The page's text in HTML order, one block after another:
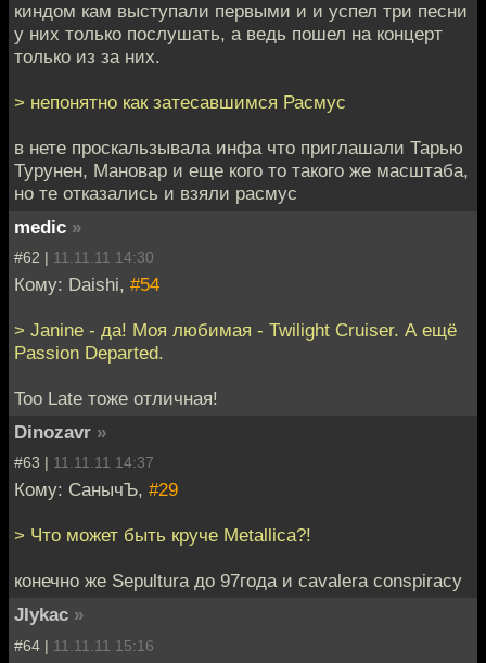
киндом кам выступали первыми и и успел три песни
у них только послушать, а ведь пошел на концерт
только из за них.
> непонятно как затесавшимся Расмус
в нете проскальзывала инфа что приглашали Тарью
Турунен, Мановар и еще кого то такого же масштаба,
но те отказались и взяли расмус
medic »
#62 | 11.11.11 14:30
Кому: Daishi, #54
> Janine - да! Моя любимая - Twilight Cruiser. А ещё
Passion Departed.
Too Late тоже отличная!
Dinozavr »
#63 | 11.11.11 14:37
Кому: СанычЪ, #29
> Что может быть круче Metallica?!
конечно же Sepultura до 97года и cavalera conspiracy
JIykac »
#64 | 11.11.11 15:16